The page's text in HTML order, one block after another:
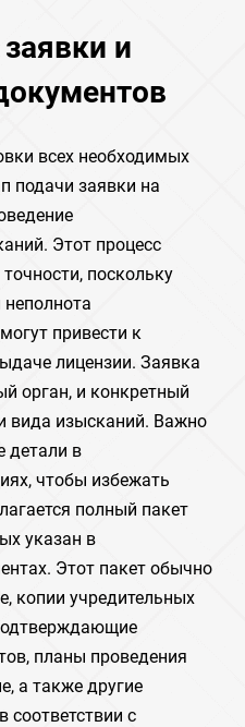
и
всех необходимых
подачи заявки на
Этот процесс
поскольку
неполнота
привести к
лицензии. Заявка
орган, и конкретный
вида изысканий. Важно
детали в
чтобы избежать
полный пакет
указан в
Этот пакет обычно
копии учредительных
планы проведения
а также другие
с